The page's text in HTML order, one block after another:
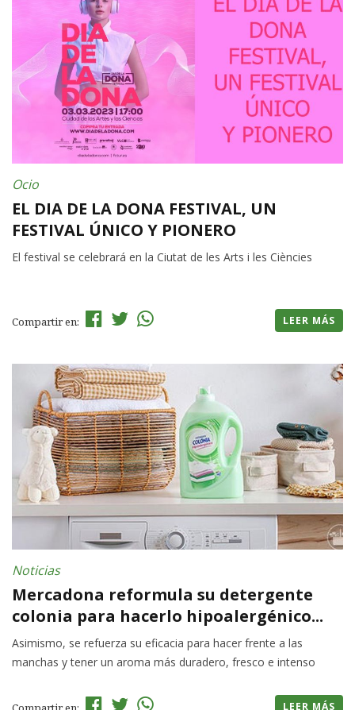
Ocio
EL DIA DE LA DONA FESTIVAL, UN
FESTIVAL ÚNICO Y PIONERO
El festival se celebrará en la Ciutat de les Arts i les Ciències
Compartir en: LEER MÁS
Noticias
Mercadona reformula su detergente
colonia para hacerlo hipoalergénico...
Asimismo, se refuerza su eficacia para hacer frente a las
manchas y tener un aroma más duradero, fresco e intenso
LEER MÁS